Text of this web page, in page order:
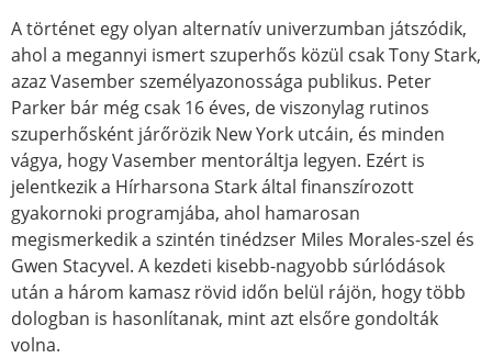
A történet egy olyan alternatív univerzumban játszódik,
ahol a megannyi ismert szuperhős közül csak Tony Stark,
azaz Vasember személyazonossága publikus. Peter
Parker bár még csak 16 éves, de viszonylag rutinos
szuperhősként járőrözik New York utcáin, és minden
vágya, hogy Vasember mentoráltja legyen. Ezért is
jelentkezik a Hírharsona Stark által finanszírozott
gyakornoki programjába, ahol hamarosan
megismerkedik a szintén tinédzser Miles Morales-szel és
Gwen Stacyvel. A kezdeti kisebb-nagyobb súrlódások
után a három kamasz rövid időn belül rájön, hogy több
dologban is hasonlítanak, mint azt elsőre gondolták
volna.